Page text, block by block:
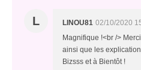
L LINOU81 02/10/2020
Magnifique !<br />
ainsi que les
Bizsss et à Bientôt !